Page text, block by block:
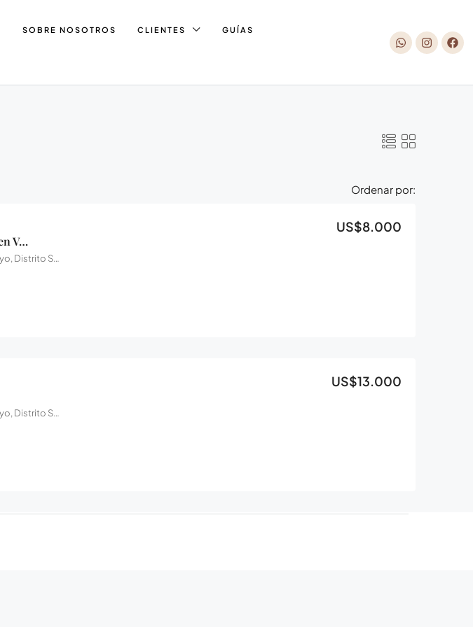
SOBRE NOSOTROS CLIENTES GUÍAS
Ordenar por:
COLONIA ENSAYO, Tierra Alta 1 – Terreno en Venta
US$8.000
Colonia Ensayo, Junta de Gobierno de Colonia Ensayo, Distrito Salto, Departamento Diamante, Entre Ríos, Argentina
US$13.000
Colonia Ensayo, Junta de Gobierno de Colonia Ensayo, Distrito Salto, Departamento Diamante, Entre Ríos, Argentina